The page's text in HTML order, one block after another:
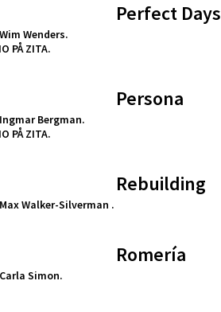
Perfect Days
Wenders.
PÅ ZITA.
Persona
Bergman.
PÅ ZITA.
Rebuilding
Walker-Silverman .
Romería
Simon.